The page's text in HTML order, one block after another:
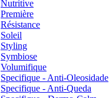
Nutritive
Première
Résistance
Soleil
Styling
Symbiose
Volumifique
Specifique - Anti-Oleosidade
Specifique - Anti-Queda